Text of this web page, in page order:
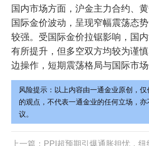
国内市场方面，沪金主力合约、
国际金价波动，呈现窄幅震荡态
较强。受国际金价拉锯影响，国
有所提升，但多空双方均较为谨
边操作，短期震荡格局与国际市场
风险提示：以上内容由一通金业原创，
的观点，不代表一通金业的任何立场，
议。
上一篇： PPI超预期引爆通胀担忧，纽约金